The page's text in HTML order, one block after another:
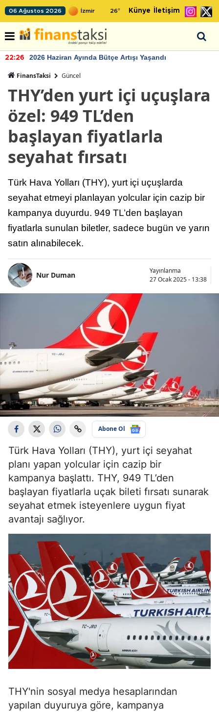
06 Ağustos 2026 26° Künye İletişim
22:26 2026 Haziran Ayında Bütçe Artışı Yaşandı
FinansTaksi Güncel
THY’den yurt içi uçuşlara
özel: 949 TL’den
başlayan fiyatlarla
seyahat fırsatı
Türk Hava Yolları (THY), yurt içi uçuşlarda
seyahat etmeyi planlayan yolcular için cazip bir
kampanya duyurdu. 949 TL’den başlayan
fiyatlarla sunulan biletler, sadece bugün ve yarın
satın alınabilecek.
Nur Duman
Yayınlanma
27 Ocak 2025 - 13:38
Abone Ol
Türk Hava Yolları (THY), yurt içi seyahat
planı yapan yolcular için cazip bir
kampanya başlattı. THY, 949 TL’den
başlayan fiyatlarla uçak bileti fırsatı sunarak
seyahat etmek isteyenlere uygun fiyat
avantajı sağlıyor.
THY'nin sosyal medya hesaplarından
yapılan duyuruya göre, kampanya